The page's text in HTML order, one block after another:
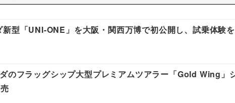
型「UNI-ONE」を大阪・関西万博で初公開し、試乗体験
のフラッグシップ大型プレミアムツアラー「Gold Wing」